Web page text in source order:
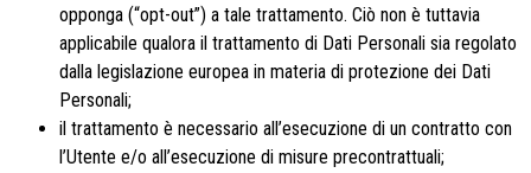
opponga (“opt-out”) a tale trattamento. Ciò non è tuttavia
applicabile qualora il trattamento di Dati Personali sia regolato
dalla legislazione europea in materia di protezione dei Dati
Personali;
il trattamento è necessario all’esecuzione di un contratto con
l’Utente e/o all’esecuzione di misure precontrattuali;